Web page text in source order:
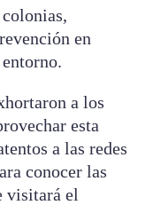
en
a los
esta
a las redes
conocer las
visitará el